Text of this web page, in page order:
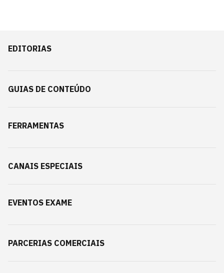
EDITORIAS
GUIAS DE CONTEÚDO
FERRAMENTAS
CANAIS ESPECIAIS
EVENTOS EXAME
PARCERIAS COMERCIAIS